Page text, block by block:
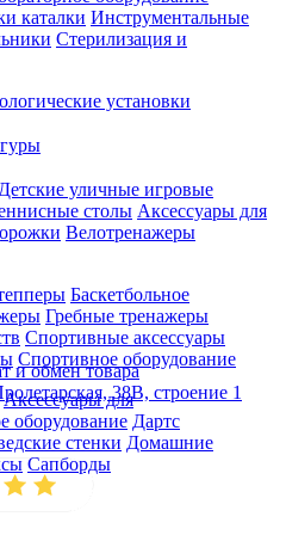
каталки Инструментальные
Стерилизация и
установки
Детские уличные игровые
столы Аксессуары для
Велотренажеры
Баскетбольное
Гребные тренажеры
Спортивные аксессуары
Спортивное оборудование
Аксессуары для
оборудование Дартс
стенки Домашние
Сапборды
и обмен товара
38В, строение 1